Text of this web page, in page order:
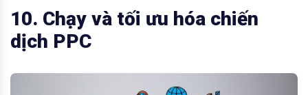
10. Chạy và tối ưu hóa chiến
dịch PPC